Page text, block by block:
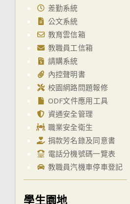
差勤系統
公文系統
教育雲信箱
教職員工信箱
請購系統
內控聲明書
校園網路問題報修
ODF文件應用工具
資通安全管理
職業安全衛生
捐款芳名錄及同意書
電話分機號碼一覽表
教職員汽機車停車登記
學生園地